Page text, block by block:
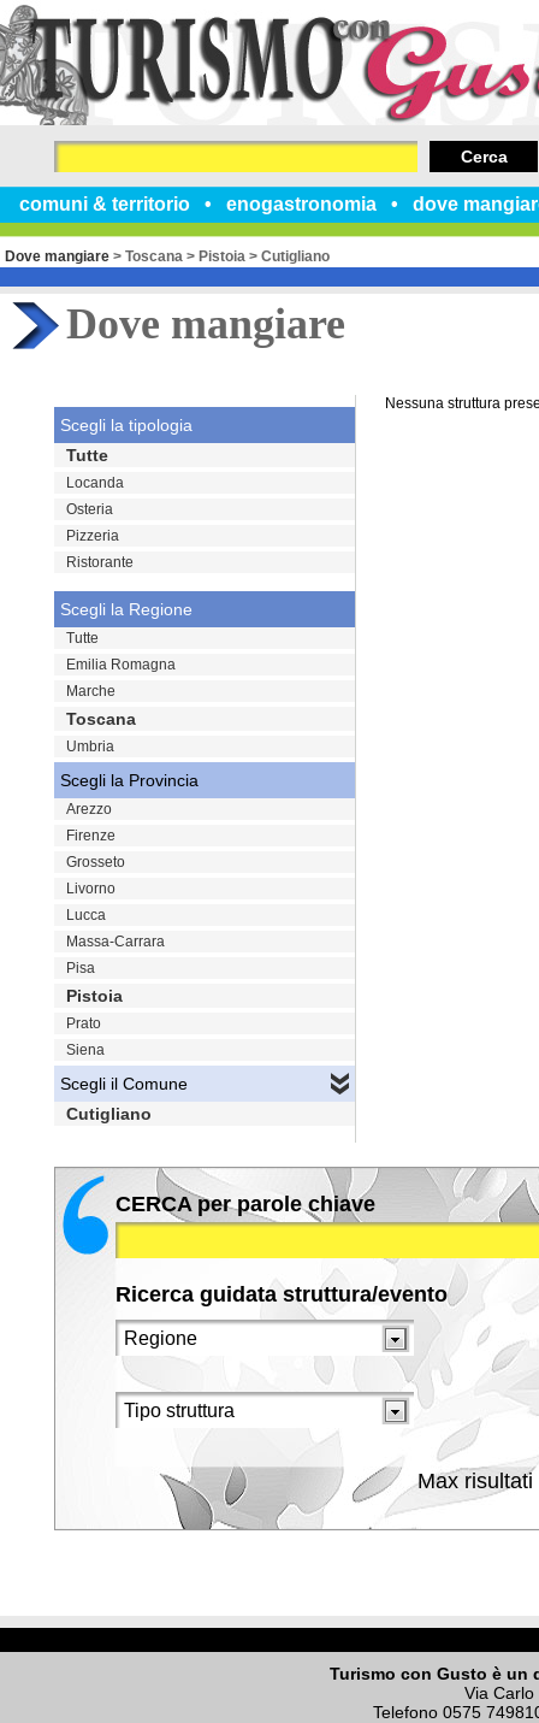
comuni & territorio enogastronomia dove
Cerca
Dove mangiare > Toscana > Pistoia > Cutigliano
Dove mangiare
Nessuna struttura
Scegli la tipologia
Tutte
Locanda
Osteria
Pizzeria
Ristorante
Scegli la Regione
Tutte
Emilia Romagna
Marche
Toscana
Umbria
Scegli la Provincia
Arezzo
Firenze
Grosseto
Livorno
Lucca
Massa-Carrara
Pisa
Pistoia
Prato
Siena
Scegli il Comune
Cutigliano
CERCA per parole chiave
Ricerca guidata struttura/evento
Max risultati
Turismo con Gusto è un
Via
Telefono 0575